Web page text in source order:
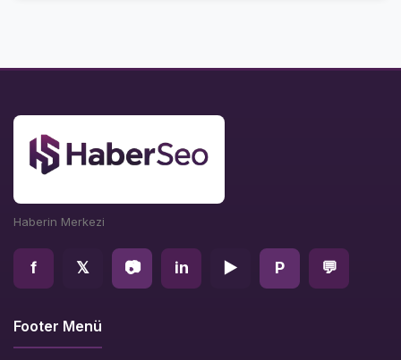
Haberin Merkezi
f 𝕏 📷 in ▶ P 💬
Footer Menü